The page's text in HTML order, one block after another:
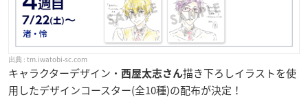
tm.iwatobi-sc.com
キャラクターデザイン・ 西屋太志さん描き下ろしイラストを使
用したデザインコースター(全10種)の配布が決定！